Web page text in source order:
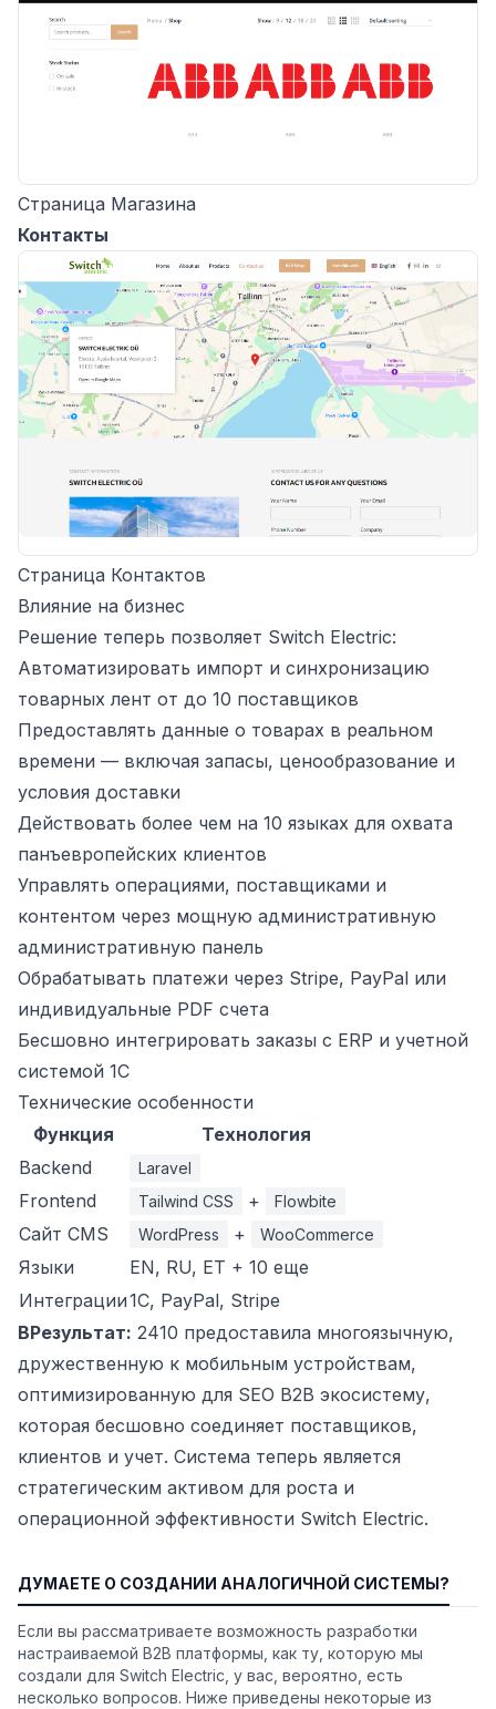
Страница Магазина
Контакты
Страница Контактов
Влияние на бизнес
Решение теперь позволяет Switch Electric:
Автоматизировать импорт и синхронизацию
товарных лент от до 10 поставщиков
Предоставлять данные о товарах в реальном
времени — включая запасы, ценообразование и
условия доставки
Действовать более чем на 10 языках для охвата
панъевропейских клиентов
Управлять операциями, поставщиками и
контентом через мощную административную
административную панель
Обрабатывать платежи через Stripe, PayPal или
индивидуальные PDF счета
Бесшовно интегрировать заказы с ERP и учетной
системой 1C
Технические особенности
Функция
Технология
Backend
Laravel
Frontend Tailwind CSS + Flowbite
Сайт CMS WordPress + WooCommerce
Языки
EN, RU, ET + 10 еще
Интеграции1C, PayPal, Stripe
ВРезультат: 2410 предоставила многоязычную,
дружественную к мобильным устройствам,
оптимизированную для SEO B2B экосистему,
которая бесшовно соединяет поставщиков,
клиентов и учет. Система теперь является
стратегическим активом для роста и
операционной эффективности Switch Electric.
ДУМАЕТЕ О СОЗДАНИИ АНАЛОГИЧНОЙ СИСТЕМЫ?
Если вы рассматриваете возможность разработки
настраиваемой B2B платформы, как ту, которую мы
создали для Switch Electric, у вас, вероятно, есть
несколько вопросов. Ниже приведены некоторые из